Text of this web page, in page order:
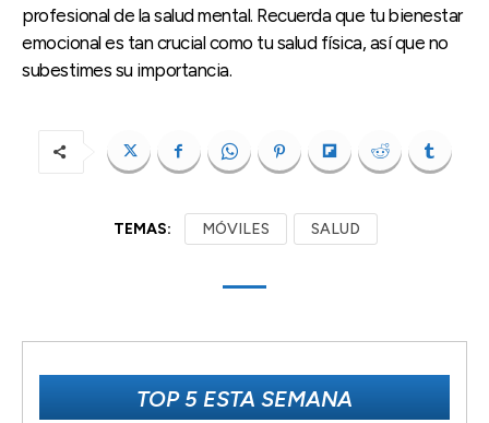
profesional de la salud mental. Recuerda que tu bienestar
emocional es tan crucial como tu salud física, así que no
subestimes su importancia.
TEMAS: MÓVILES SALUD
TOP 5 ESTA SEMANA